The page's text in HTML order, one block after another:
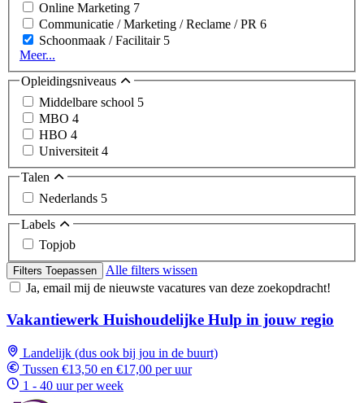
Online Marketing 7
Communicatie / Marketing / Reclame / PR 6
Schoonmaak / Facilitair 5
Meer...
Opleidingsniveaus
Middelbare school 5
MBO 4
HBO 4
Universiteit 4
Talen
Nederlands 5
Labels
Topjob
Filters Toepassen
Alle filters wissen
Ja, email mij de nieuwste vacatures van deze zoekopdracht!
Vakantiewerk Huishoudelijke Hulp in jouw regio
Landelijk (dus ook bij jou in de buurt)
Tussen €13,50 en €17,00 per uur
1 - 40 uur per week